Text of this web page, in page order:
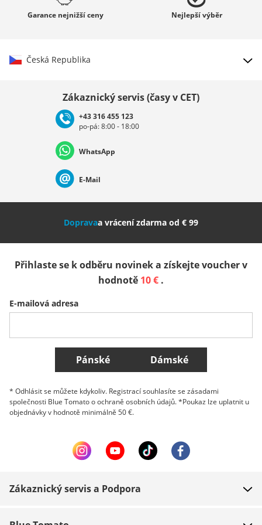
Garance nejnižší ceny Nejlepšívýběr
Česká Republika
Deutschland Österreich
Nederland Italia (Italiano) Italien (Deutsch)
Slovenija
Belgique (Français) Danmark Norge
Všechny země
Zákaznický servis (časy v CET)
+43 316 455 123
po-pá: 8:00 - 18:00
WhatsApp
E-Mail
Dopravaa vrácení zdarma od € 99
Přihlaste se k odběru novinek a získejte voucher v
hodnotě 10 € .
E-mailová adresa
Pánské Dámské
* Odhlásit se můžete kdykoliv. Registrací souhlasíte se zásadami
společnosti Blue Tomato o ochraně osobních údajů. *Poukaz lze uplatnit u
objednávky v hodnotě minimálně 50 €.
Zákaznický servis a Podpora